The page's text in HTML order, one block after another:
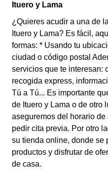
Ituero y Lama
¿Quieres acudir a una de
Ituero y Lama? Es fácil,
formas: * Usando tu
ciudad o código postal
servicios que te interesan:
recogida express,
Tú a Tú... Es importante
de Ituero y Lama o de otro
aseguremos del horario
pedir cita previa. Por otro
su tienda online, donde se
productos y disfrutar de
de casa.